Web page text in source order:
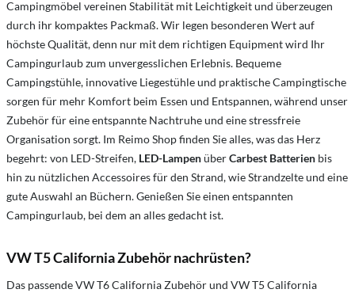
Campingmöbel vereinen Stabilität mit Leichtigkeit und überzeugen
durch ihr kompaktes Packmaß. Wir legen besonderen Wert auf
höchste Qualität, denn nur mit dem richtigen Equipment wird Ihr
Campingurlaub zum unvergesslichen Erlebnis. Bequeme
Campingstühle, innovative Liegestühle und praktische Campingtische
sorgen für mehr Komfort beim Essen und Entspannen, während unser
Zubehör für eine entspannte Nachtruhe und eine stressfreie
Organisation sorgt. Im Reimo Shop finden Sie alles, was das Herz
begehrt: von LED-Streifen, LED-LampenüberCarbest Batterien bis
hin zu nützlichen Accessoires für den Strand, wie Strandzelte und eine
gute Auswahl an Büchern. Genießen Sie einen entspannten
Campingurlaub, bei dem an alles gedacht ist.
VW T5 California Zubehör nachrüsten?
Das passende VW T6 California Zubehör und VW T5 California